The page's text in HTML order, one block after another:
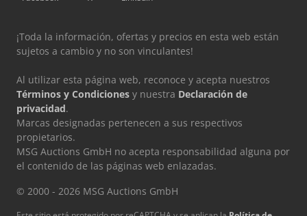
¡Toda la información, ofertas y precios en esta web están
sujetos a cambio y no son vinculantes!
Al utilizar esta página web, reconoce y acepta nuestros
Términos y Condiciones y nuestra Declaración de
privacidad.
Marcas designadas pertenecen a sus respectivos
propietarios.
MSG Auctions GmbH no acepta responsabilidad alguna por
el contenido de las páginas web enlazadas.
© 2000 - 2026 MSG Auctions GmbH